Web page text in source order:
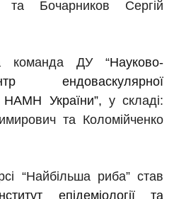
та Бочарников Сергій
команда ДУ“Науково-
ендоваскулярної
НАМН України”, у складі:
та Коломійченко
“Найбільша риба” став
епідеміології та